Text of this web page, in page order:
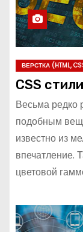
ВЕРСТКА (HTML,
CSS
Весьма редко
подобным
известно из
впечатление.
цветовой